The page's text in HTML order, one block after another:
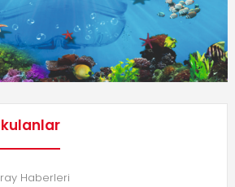
Haberleri